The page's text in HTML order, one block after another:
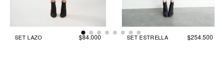
SET LAZO $84.000 SET ESTRELLA $254.500